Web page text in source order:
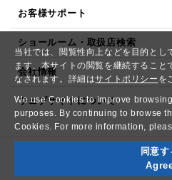
当社では、閲覧性向上などを目的と
ます。本サイトの閲覧を継続するこ
なされます。詳細はサイトポリシー を
We use Cookies to improve
purposes. By continuing to browse
Cookies. For more information,
同意す
お客様サポート
ショールーム・取扱店検索
会社情報
ウェブサイトについて
Copyright© NICHIBEI